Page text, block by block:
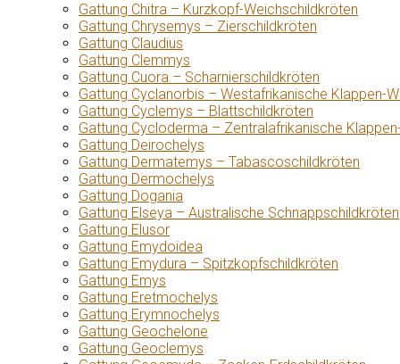
Gattung Chitra – Kurzkopf-Weichschildkröten
Gattung Chrysemys – Zierschildkröten
Gattung Claudius
Gattung Clemmys
Gattung Cuora – Scharnierschildkröten
Gattung Cyclanorbis – Westafrikanische Klappen-
Gattung Cyclemys – Blattschildkröten
Gattung Cycloderma – Zentralafrikanische
Gattung Deirochelys
Gattung Dermatemys – Tabascoschildkröten
Gattung Dermochelys
Gattung Dogania
Gattung Elseya – Australische Schnappschildkröten
Gattung Elusor
Gattung Emydoidea
Gattung Emydura – Spitzkopfschildkröten
Gattung Emys
Gattung Eretmochelys
Gattung Erymnochelys
Gattung Geochelone
Gattung Geoclemys